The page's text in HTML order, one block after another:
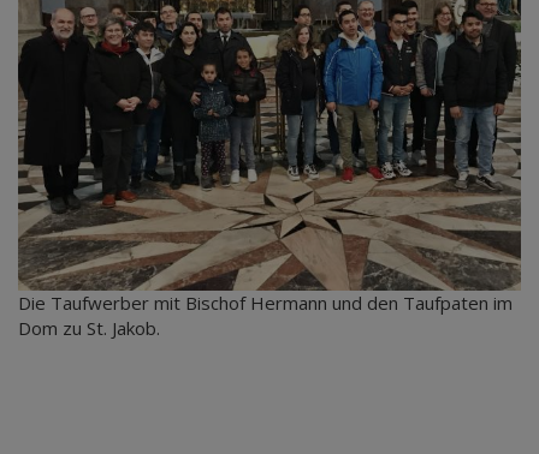
Die Taufwerber mit Bischof Hermann und den Taufpaten im
Dom zu St. Jakob.